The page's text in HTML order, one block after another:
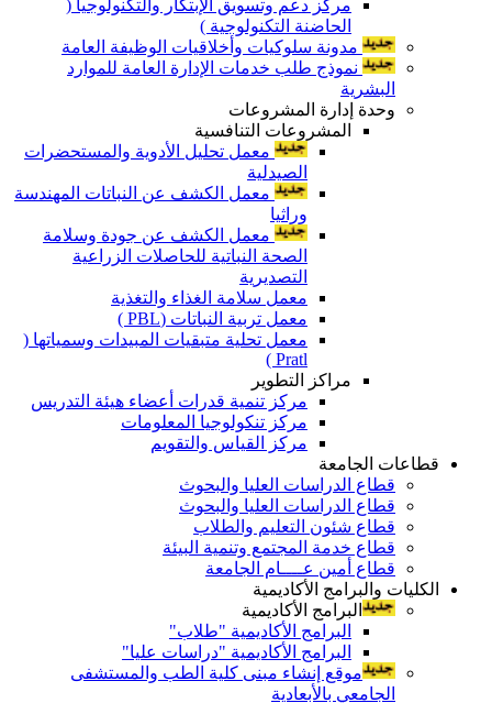
مركز دعم وتسويق الإبتكار والتكنولوجيا (
الحاضنة التكنولوجية )
مدونة سلوكيات وأخلاقيات الوظيفة العامة
نموذج طلب خدمات الإدارة العامة للموارد
البشرية
وحدة إدارة المشروعات
المشروعات التنافسية
معمل تحليل الأدوية والمستحضرات
الصيدلية
معمل الكشف عن النباتات المهندسة
وراثيا
معمل الكشف عن جودة وسلامة
الصحة النباتية للحاصلات الزراعية
التصديرية
معمل سلامة الغذاء والتغذية
معمل تربية النباتات (PBL )
معمل تحلية متبقيات المبيدات وسمياتها (
Pratl )
مراكز التطوير
مركز تنمية قدرات أعضاء هيئة التدريس
مركز تنكولوجيا المعلومات
مركز القياس والتقويم
قطاعات الجامعة
قطاع الدراسات العليا والبحوث
قطاع الدراسات العليا والبحوث
قطاع شئون التعليم والطلاب
قطاع خدمة المجتمع وتنمية البيئة
قطاع أمين عــــام الجامعة
الكليات والبرامج الأكاديمية
البرامج الأكاديمية
البرامج الأكاديمية "طلاب"
البرامج الأكاديمية "دراسات عليا"
موقع إنشاء مبنى كلية الطب والمستشفى
الجامعي بالأبعادية